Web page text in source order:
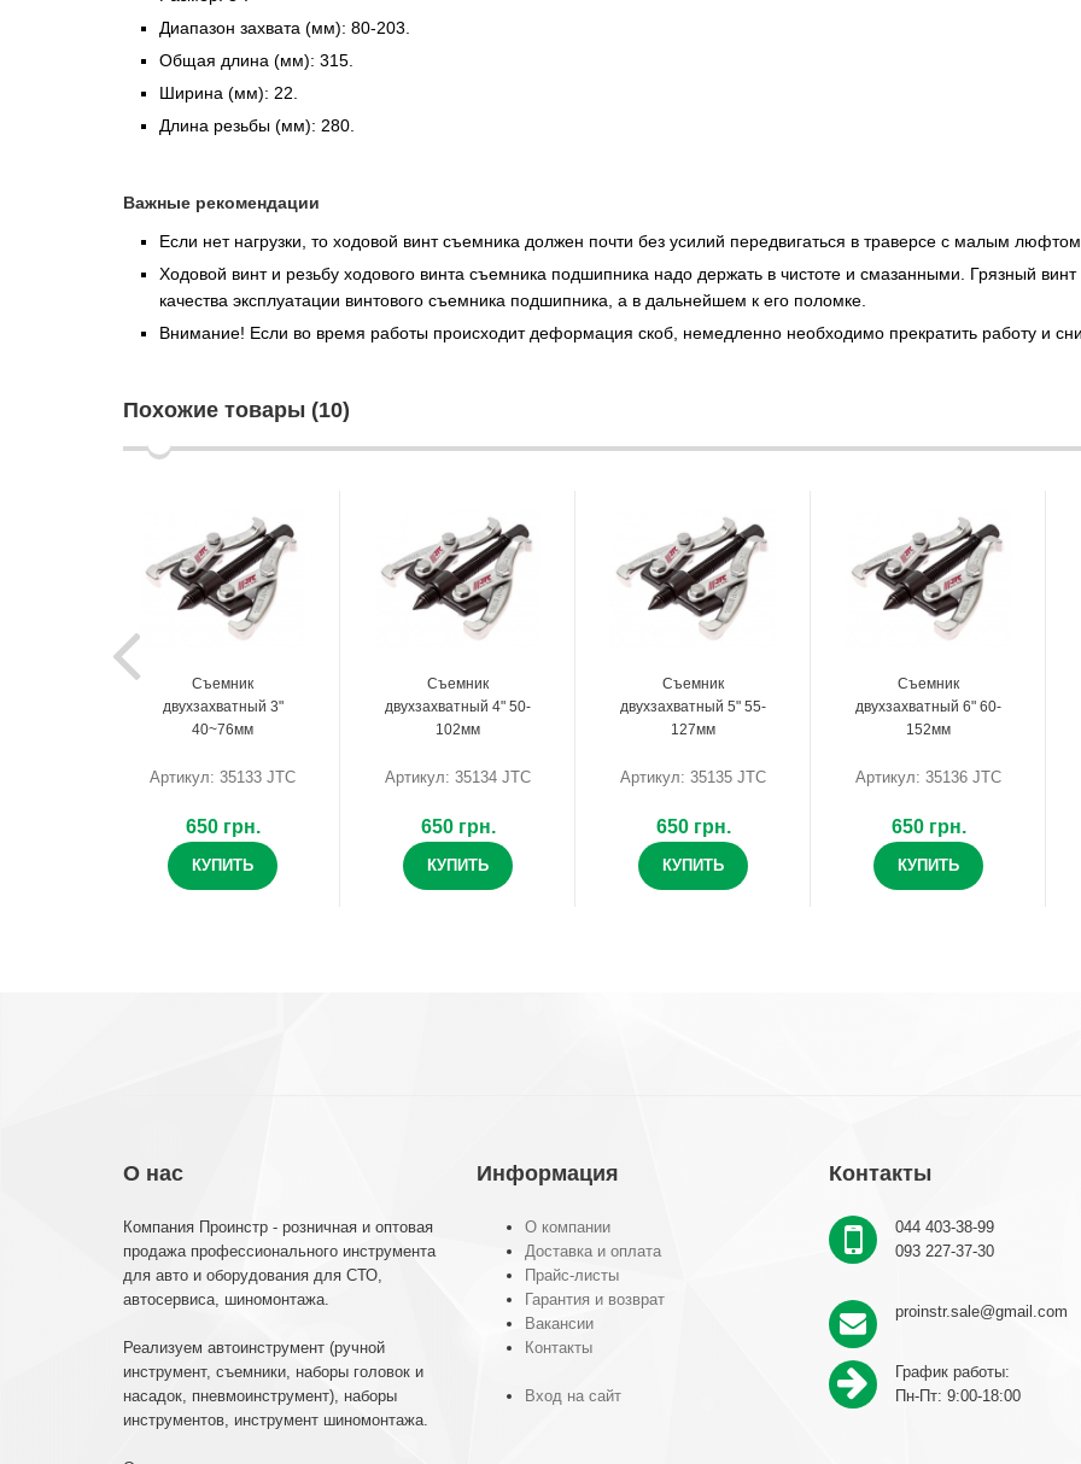
Диапазон захвата (мм): 80-203.
Общая длина (мм): 315.
Ширина (мм): 22.
Длина резьбы (мм): 280.
Важные рекомендации
Если нет нагрузки, то ходовой винт съемника должен почти без усилий передвигаться в траверсе с малым люфтом.
Ходовой винт и резьбу ходового винта съемника подшипника надо держать в чистоте и смазанными. Грязный
качества эксплуатации винтового съемника подшипника, а в дальнейшем к его поломке.
Внимание! Если во время работы происходит деформация скоб, немедленно необходимо прекратить работу и
Похожие товары (10)
Съемник
двухзахватный 3"
40~76мм
Артикул: 35133 JTC
650 грн.
КУПИТЬ
Съемник
двухзахватный 4" 50-
102мм
Артикул: 35134 JTC
650 грн.
КУПИТЬ
Съемник
двухзахватный 5" 55-
127мм
Артикул: 35135 JTC
650 грн.
КУПИТЬ
Съемник
двухзахватный 6" 60-
152мм
Артикул: 35136 JTC
650 грн.
КУПИТЬ
О нас
Компания Проинстр - розничная и оптовая
продажа профессионального инструмента
для авто и оборудования для СТО,
автосервиса, шиномонтажа.
Реализуем автоинструмент (ручной
инструмент, съемники, наборы головок и
насадок, пневмоинструмент), наборы
инструментов, инструмент шиномонтажа.
Информация
О компании
Доставка и оплата
Прайс-листы
Гарантия и возврат
Вакансии
Контакты
Вход на сайт
Контакты
044 403-38-99
093 227-37-30
proinstr.sale@gmail.com
График работы:
Пн-Пт: 9:00-18:00